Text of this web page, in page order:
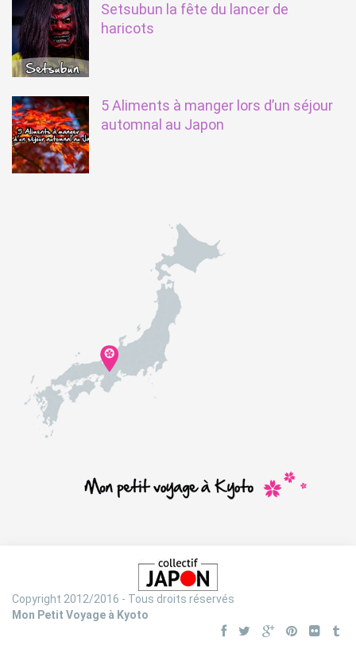
Setsubun la fête du lancer de
haricots
5 Aliments à manger lors d’un séjour
automnal au Japon
Copyright 2012/2016 - Tous droits réservés
Mon Petit Voyage à Kyoto